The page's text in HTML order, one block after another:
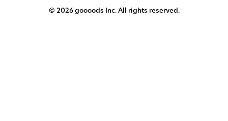
© 2026 goooods Inc. All rights reserved.